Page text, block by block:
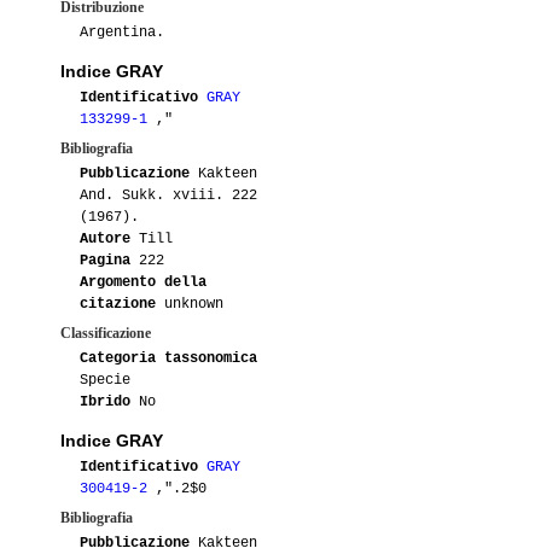
Distribuzione
Argentina.
Indice GRAY
Identificativo GRAY
133299-1 ,"
Bibliografia
Pubblicazione Kakteen
And. Sukk. xviii. 222
(1967).
Autore Till
Pagina 222
Argomento della
citazione unknown
Classificazione
Categoria tassonomica
Specie
Ibrido No
Indice GRAY
Identificativo GRAY
300419-2 ,".2$0
Bibliografia
Pubblicazione Kakteen